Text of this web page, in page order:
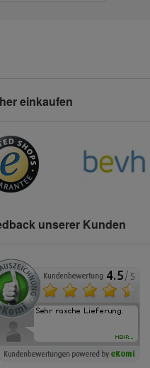
einkaufen
unserer Kunden